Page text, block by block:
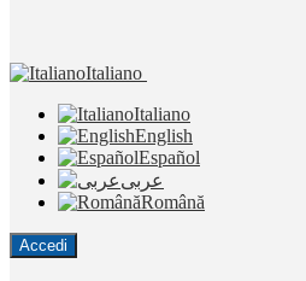
Italiano
Italiano
English
Español
عربى
Română
Accedi